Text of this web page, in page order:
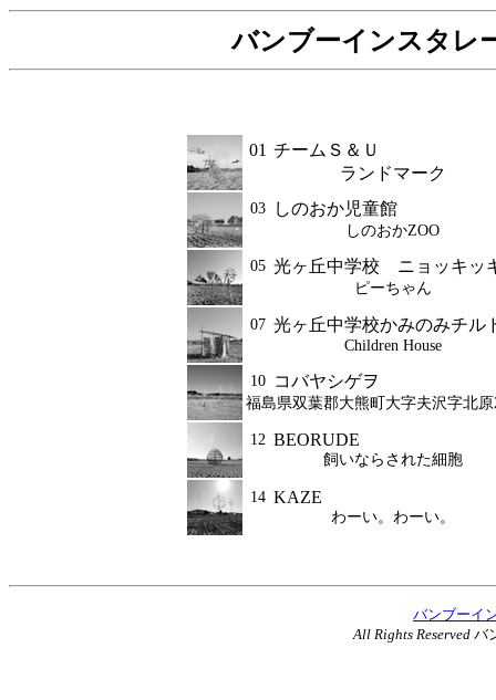
バンブーインスタ
01 チームＳ＆Ｕ
ランドマーク
03 しのおか児童館
しのおかZOO
05 光ヶ丘中学校 ニョッキッ
ピーちゃん
07 光ヶ丘中学校かみのみチル
Children House
10 コバヤシゲヲ
福島県双葉郡大熊町大字夫沢字北原
12 BEORUDE
飼いならされた細胞
14 KAZE
わーい。わーい。
バンブーイ
All Rights Reserved バ